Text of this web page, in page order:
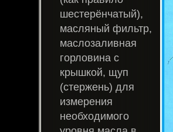
шестерёнчатый),
масляный фильтр,
маслозаливная
горловина с
крышкой, щуп
(стержень) для
измерения
необходимого